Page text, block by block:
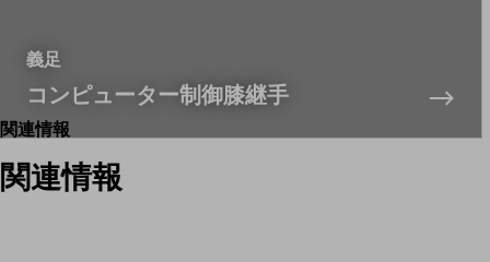
義足
コンピューター制御膝継手
関連情報
関連情報